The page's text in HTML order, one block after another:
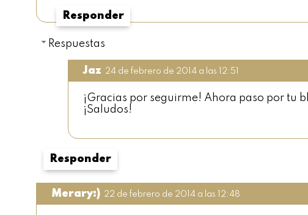
Responder
Respuestas
Jaz 24 de febrero de 2014 a las 12:51
¡Gracias por seguirme! Ahora paso por tu
¡Saludos!
Responder
Merary:) 22 de febrero de 2014 a las 12:48